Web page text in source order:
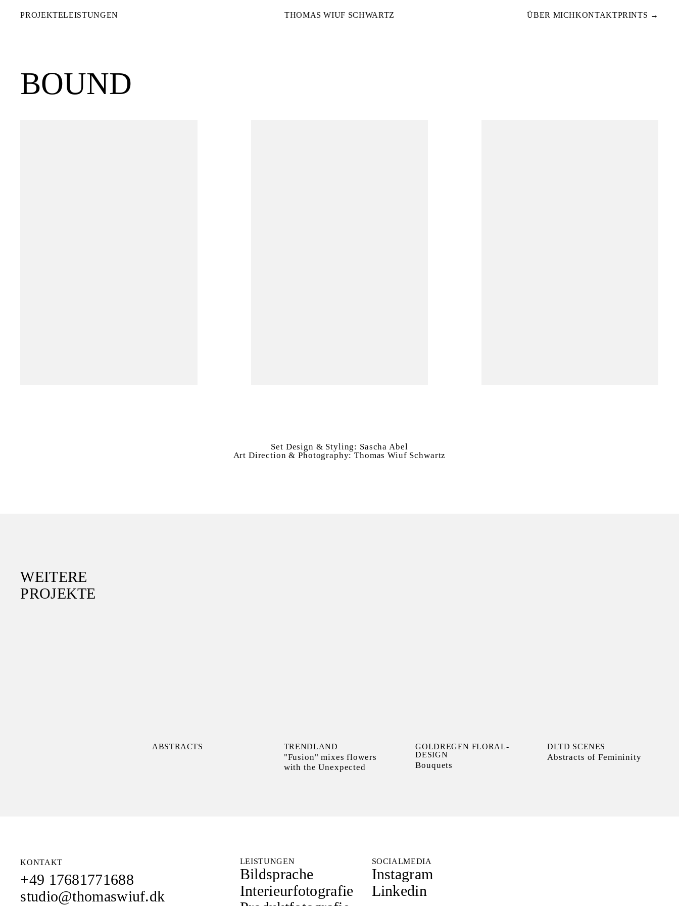
THOMAS WIUF SCHWARTZ
PROJEKTELEISTUNGEN ÜBER MICHKONTAKTPRINTS →
BOUND
Set Design & Styling: Sascha Abel
Art Direction & Photography: Thomas Wiuf Schwartz
WEITERE
PROJEKTE
ABSTRACTS TRENDLAND
"Fusion" mixes flowers
with the Unexpected
GOLDREGEN FLORAL-
DESIGN
Bouquets
DLTD SCENES
Abstracts of Femininity
KONTAKT
+49 17681771688
studio@thomaswiuf.dk
LEISTUNGEN
Bildsprache
Interieurfotografie
SOCIALMEDIA
Instagram
Linkedin